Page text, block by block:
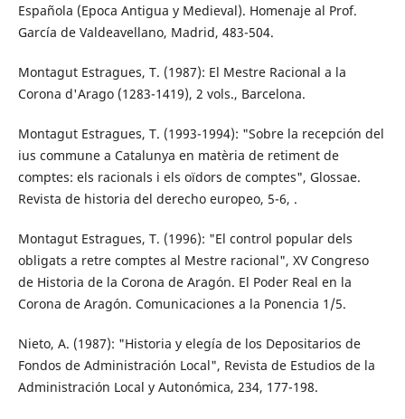
Española (Epoca Antigua y Medieval). Homenaje al Prof.
García de Valdeavellano, Madrid, 483-504.
Montagut Estragues, T. (1987): El Mestre Racional a la
Corona d'Arago (1283-1419), 2 vols., Barcelona.
Montagut Estragues, T. (1993-1994): "Sobre la recepción del
ius commune a Catalunya en matèria de retiment de
comptes: els racionals i els oïdors de comptes", Glossae.
Revista de historia del derecho europeo, 5-6, .
Montagut Estragues, T. (1996): "El control popular dels
obligats a retre comptes al Mestre racional", XV Congreso
de Historia de la Corona de Aragón. El Poder Real en la
Corona de Aragón. Comunicaciones a la Ponencia 1/5.
Nieto, A. (1987): "Historia y elegía de los Depositarios de
Fondos de Administración Local", Revista de Estudios de la
Administración Local y Autonómica, 234, 177-198.